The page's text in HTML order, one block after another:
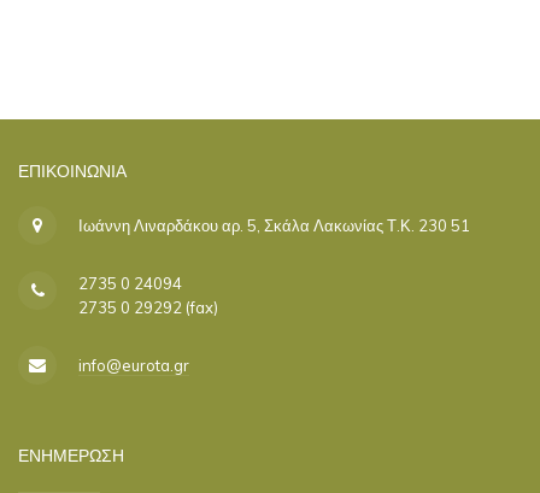
ΕΠΙΚΟΙΝΩΝΊΑ
Ιωάννη Λιναρδάκου αρ. 5, Σκάλα Λακωνίας Τ.Κ. 230 51
2735 0 24094
2735 0 29292 (fax)
info@eurota.gr
ΕΝΗΜΕΡΩΣΗ